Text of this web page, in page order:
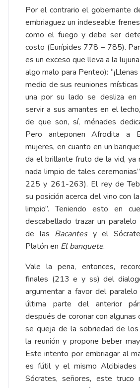
Por el contrario el gobernante
embriaguez un indeseable
como el fuego y debe ser
costo (Eurípides 778 – 785).
es un exceso que lleva a la
algo malo para Penteo):
medio de sus reuniones místicas
una por su lado se desliza en
servir a sus amantes en el
de que son, sí, ménades
Pero anteponen Afrodita a
mujeres, en cuanto en un
da el brillante fruto de la vid, ya
nada limpio de tales
225 y 261-263). El rey de
su posición acerca del vino con
limpio”. Teniendo esto en
descabellado trazar un
de las Bacantesy el
Platón en El banquete.
Vale la pena, entonces,
finales (213 e y ss) del
argumentar a favor del
última parte del anterior
después de coronar con algunas
se queja de la sobriedad de
la reunión y propone beber
Este intento por embriagar al
es fútil y el mismo Alcibiades
Sócrates, señores, este